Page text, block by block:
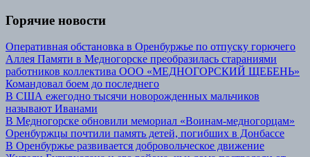
Горячие новости
Оперативная обстановка в Оренбуржье по отпуску горючего
Аллея Памяти в Медногорске преобразилась стараниями
работников коллектива ООО «МЕДНОГОРСКИЙ ЩЕБЕНЬ»
Командовал боем до последнего
В США ежегодно тысячи новорожденных мальчиков
называют Иванами
В Медногорске обновили мемориал «Воинам-медногорцам»
Оренбуржцы почтили память детей, погибших в Донбассе
В Оренбуржье развивается добровольческое движение